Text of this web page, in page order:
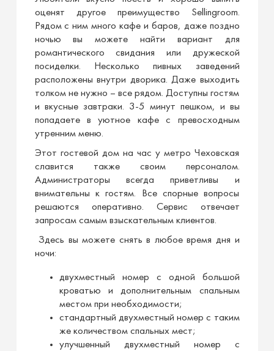
оценят другое преимущество Sellingroom.
Рядом с ним много кафе и баров, даже поздно
ночью вы можете найти вариант для
романтического свидания или дружеской
посиделки. Несколько пивных заведений
расположены внутри дворика. Даже выходить
толком не нужно – все рядом. Доступны гостям
и вкусные завтраки. 3-5 минут пешком, и вы
попадаете в уютное кафе с превосходным
утренним меню.
Этот гостевой дом на час у метро Чеховская
славится также своим персоналом.
Администраторы всегда приветливы и
внимательны к гостям. Все спорные вопросы
решаются оперативно. Сервис отвечает
запросам самым взыскательным клиентов.
Здесь вы можете снять в любое время дня и
ночи:
двухместный номер с одной большой
кроватью и дополнительным спальным
местом при необходимости;
стандартный двухместный номер с таким
же количеством спальных мест;
улучшенный двухместный номер с